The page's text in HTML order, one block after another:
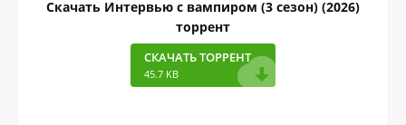
Скачать Интервью с вампиром (3 сезон) (2026)
торрент
СКАЧАТЬ ТОРРЕНТ
45.7 KB